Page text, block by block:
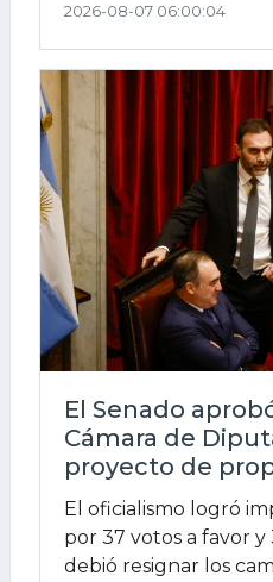
2026-08-07 06:00:04
El Senado
Cámara de
proyecto de
El oficialismo logró
por 37 votos a favor
debió resignar los